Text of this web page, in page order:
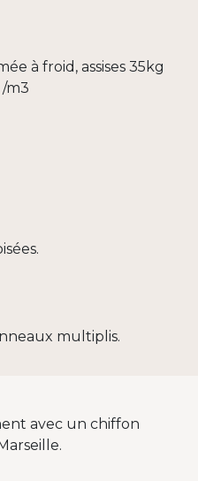
à froid, assises 35kg
m3
multiplis.
avec un chiffon